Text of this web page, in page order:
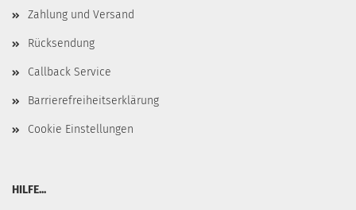
Zahlung und Versand
Rücksendung
Callback Service
Barrierefreiheitserklärung
Cookie Einstellungen
HILFE...